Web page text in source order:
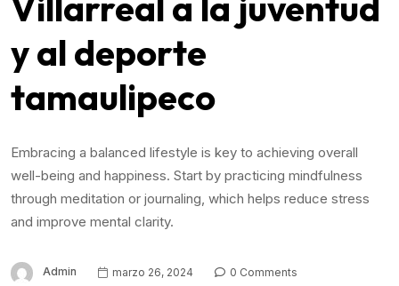
y al deporte
tamaulipeco
Embracing a balanced lifestyle is key to achieving overall
well-being and happiness. Start by practicing mindfulness
through meditation or journaling, which helps reduce stress
and improve mental clarity.
Admin marzo 26, 2024
0 Comments